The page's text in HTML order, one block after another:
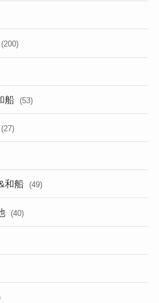
(200)
船 (53)
(27)
和船 (49)
(40)